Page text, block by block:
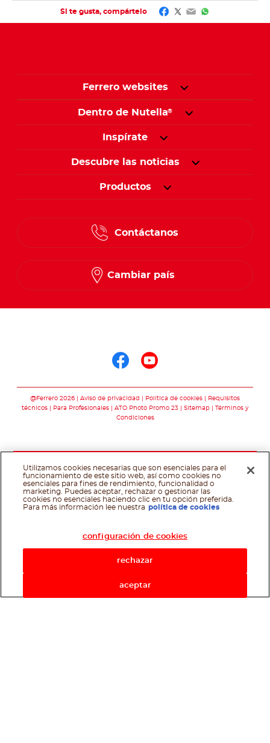
Asistente de recetas
Si te gusta, compártelo Facebook
Twitter
EmailWhatsApp
Ferrero websites
Dentro de Nutella®
Inspírate
Descubre las noticias
Productos
Contáctanos
Cambiar país
@Ferrero 2026 Aviso de privacidad Política de cookies
Requisitos
técnicos
Para Profesionales ATO Photo Promo 23 Sitemap
Términos y
Condiciones
Utilizamos cookies necesarias que son esenciales para el
funcionamiento de este sitio web, así como cookies no
esenciales para fines de rendimiento, funcionalidad o
marketing. Puedes aceptar, rechazar o gestionar las
cookies no esenciales haciendo clic en tu opción preferida.
Para más información lee nuestra política de cookies
configuración de cookies
rechazar
aceptar